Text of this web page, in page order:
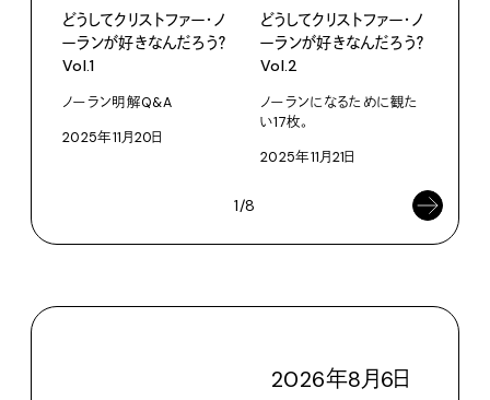
どうしてクリストファー・ノ
ーランが好きなんだろう？
Vol.1
ノーラン明解Q&A
2025年11月20日
どうしてクリストファー・ノ
ーランが好きなんだろう？
Vol.2
ノーランになるために観た
い17枚。
2025年11月21日
1/8
2026年8月6日